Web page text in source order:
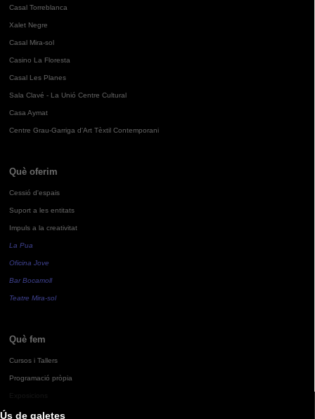
Ús de galetes
Casal Torreblanca
Xalet Negre
Casal Mira-sol
Casino La Floresta
Casal Les Planes
Sala Clavé - La Unió Centre Cultural
Casa Aymat
Centre Grau-Garriga d'Art Tèxtil Contemporani
Què oferim
Cessió d'espais
Suport a les entitats
Impuls a la creativitat
La Pua
Oficina Jove
Bar Bocamoll
Teatre Mira-sol
Què fem
Cursos i Tallers
Programació pròpia